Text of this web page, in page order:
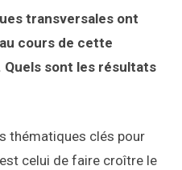
transversales ont
cours de cette
sont les résultats
thématiques clés pour
celui de faire croître le